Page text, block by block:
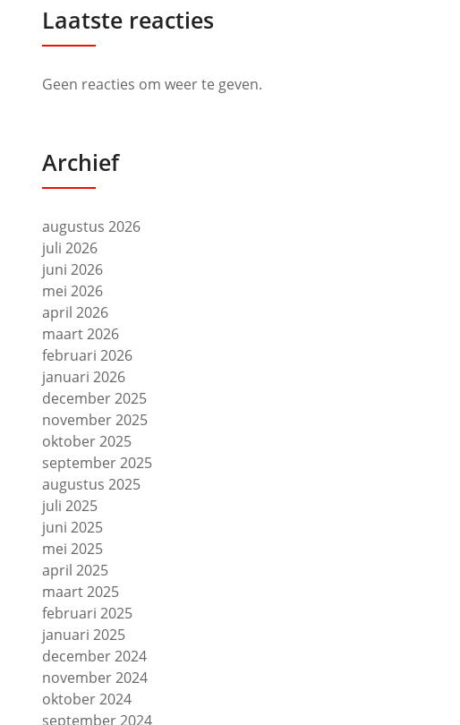
Laatste reacties
Geen reacties om weer te geven.
Archief
augustus 2026
juli 2026
juni 2026
mei 2026
april 2026
maart 2026
februari 2026
januari 2026
december 2025
november 2025
oktober 2025
september 2025
augustus 2025
juli 2025
juni 2025
mei 2025
april 2025
maart 2025
februari 2025
januari 2025
december 2024
november 2024
oktober 2024
september 2024